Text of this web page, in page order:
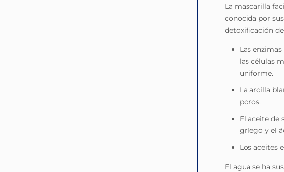
La mascarilla
conocida por
detoxificación
Las
las células
uniforme.
La arcilla
poros.
El aceite de
griego y el
Los aceites
El agua se ha